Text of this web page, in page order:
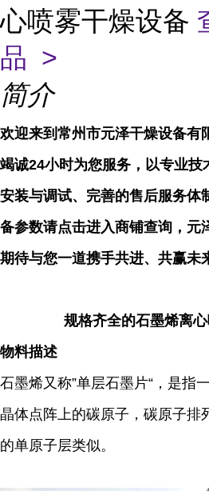
心喷雾干燥设备
品 >
简介
欢迎来到常州市元泽干燥设备
竭诚24小时为您服务，以专业技
安装与调试、完善的售后服务体
备参数请点击进入商铺查询，元
期待与您一道携手共进、共赢未
规格齐全的石墨烯离
物料描述
石墨烯又称”单层石墨片“，是指
晶体点阵上的碳原子，碳原子排
的单原子层类似。